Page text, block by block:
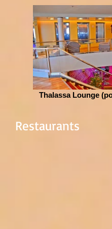
Thalassa Lounge
Restaurants